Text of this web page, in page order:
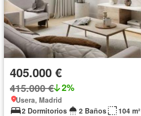
405.000 €
415.000 € 2%
Usera, Madrid
2 Dormitorios
2 Baños
104 m²